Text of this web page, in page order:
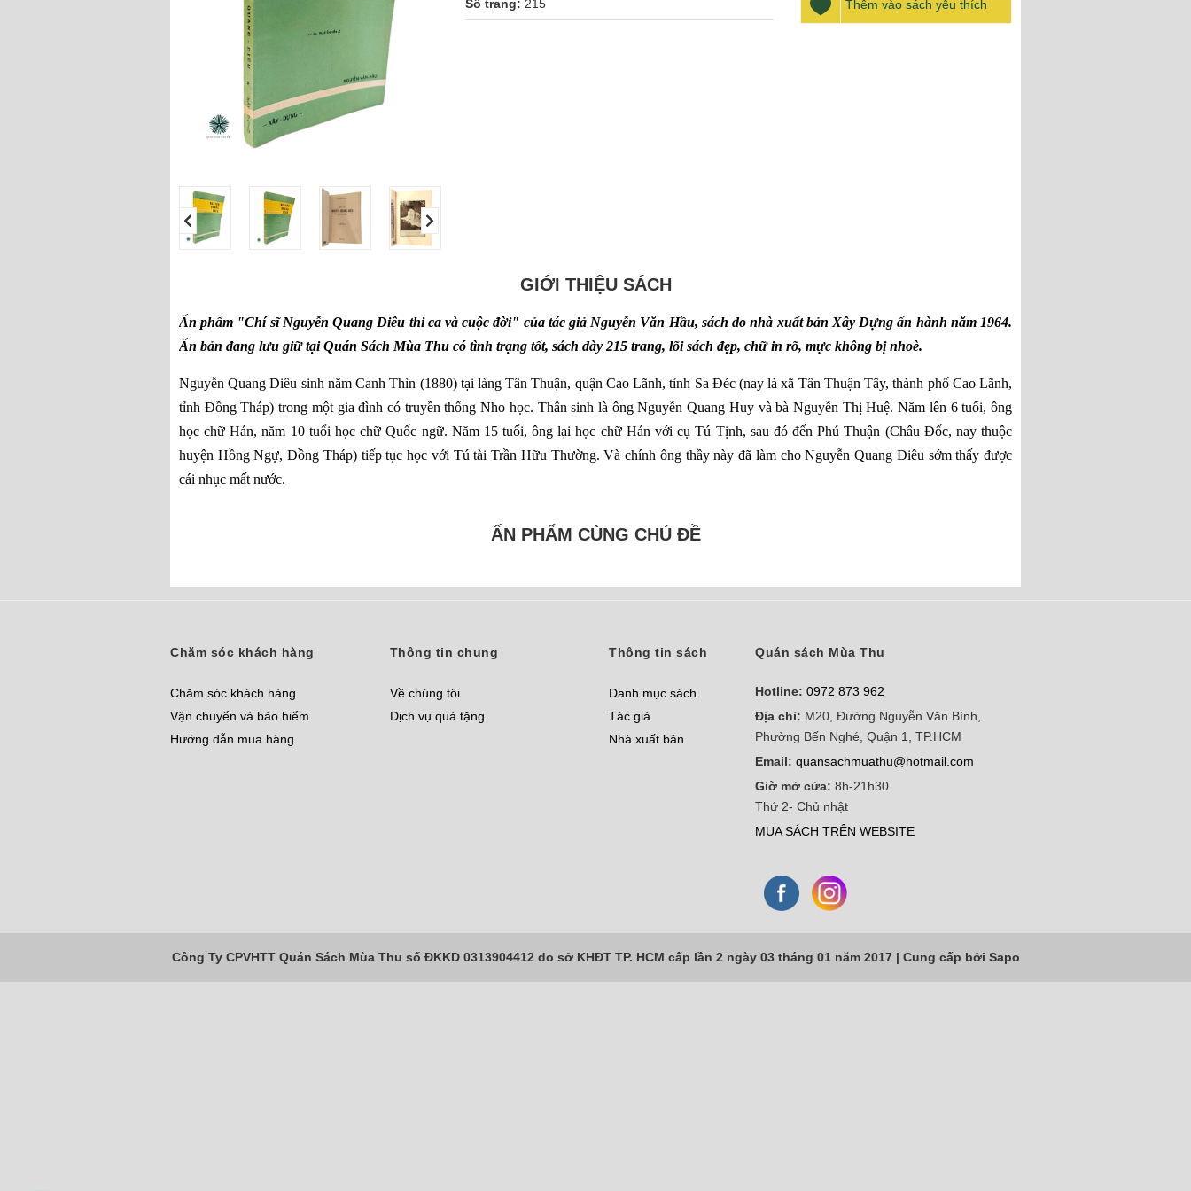
Số trang: 215 Thêm vào sách yêu thích
GIỚI THIỆU SÁCH
Ấn phẩm "Chí sĩ Nguyễn Quang Diêu thi ca và cuộc đời" của tác giả Nguyễn Văn Hầu, sách do nhà xuất bản Xây Dựng ấn hành năm 1964.
Ấn bản đang lưu giữ tại Quán Sách Mùa Thu có tình trạng tốt, sách dày 215 trang, lõi sách đẹp, chữ in rõ, mực không bị nhoè.
Nguyễn Quang Diêu sinh năm Canh Thìn (1880) tại làng Tân Thuận, quận Cao Lãnh, tỉnh Sa Đéc (nay là xã Tân Thuận Tây, thành phố Cao Lãnh,
tỉnh Đồng Tháp) trong một gia đình có truyền thống Nho học. Thân sinh là ông Nguyễn Quang Huy và bà Nguyễn Thị Huệ. Năm lên 6 tuổi, ông
học chữ Hán, năm 10 tuổi học chữ Quốc ngữ. Năm 15 tuổi, ông lại học chữ Hán với cụ Tú Tịnh, sau đó đến Phú Thuận (Châu Đốc, nay thuộc
huyện Hồng Ngự, Đồng Tháp) tiếp tục học với Tú tài Trần Hữu Thường. Và chính ông thầy này đã làm cho Nguyễn Quang Diêu sớm thấy được
cái nhục mất nước.
ẤN PHẨM CÙNG CHỦ ĐỀ
Chăm sóc khách hàng
Chăm sóc khách hàng
Vận chuyển và bảo hiểm
Hướng dẫn mua hàng
Thông tin chung
Về chúng tôi
Dịch vụ quà tặng
Thông tin sách
Danh mục sách
Tác giả
Nhà xuất bản
Quán sách Mùa Thu
Hotline: 0972 873 962
Địa chỉ: M20, Đường Nguyễn Văn Bình,
Phường Bến Nghé, Quận 1, TP.HCM
Email: quansachmuathu@hotmail.com
Giờ mở cửa: 8h-21h30
Thứ 2- Chủ nhật
MUA SÁCH TRÊN WEBSITE
Công Ty CPVHTT Quán Sách Mùa Thu số ĐKKD 0313904412 do sở KHĐT TP. HCM cấp lần 2 ngày 03 tháng 01 năm 2017 | Cung cấp bởi Sapo